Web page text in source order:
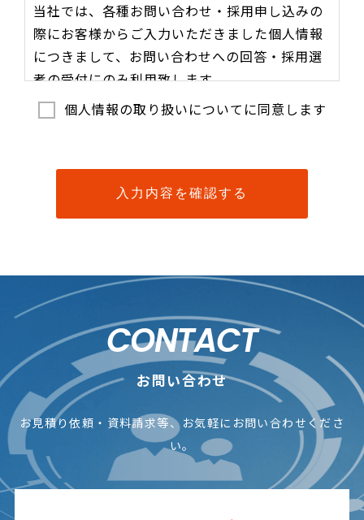
当社では、各種お問い合わせ・採用申し込みの
際にお客様からご入力いただきました個人情報
につきまして、お問い合わせへの回答・採用選
考の受付にのみ利用致します。
ご提供いただいた個人情報は利用目的の範囲内
で委託することがあります。当社への個人情報
提出していただけない場合は、お問い合わせへ
の回答・採用選考の受付ができない場合があり
ます。
正、項目の追加・削除、また個人情報自体の消
去や利用停止、提供停止を求める権利がありま
す。自己の個人情報の開示等の請求をおこない
たいときは、下記お問い合わせ先までご連絡く
ださい。
【日本ソフトウエア株式会社 お問い合わせ窓
口】
日本ソフトウエア株式会社
人事部 個人情報対応責任者 宛
個人情報の取り扱いについてに同意します
CONTACT
お問い合わせ
お見積り依頼・資料請求等、お気軽にお問い合わせくださ
い。